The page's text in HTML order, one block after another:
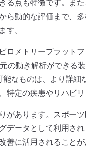
る点も特徴です。ま
ら動的な評価まで、
す。
ロメトリープラット
の動き解析ができる
なものは、より詳
特定の疾患やリハビ
があります。スポー
データとして利用さ
善に活用されること